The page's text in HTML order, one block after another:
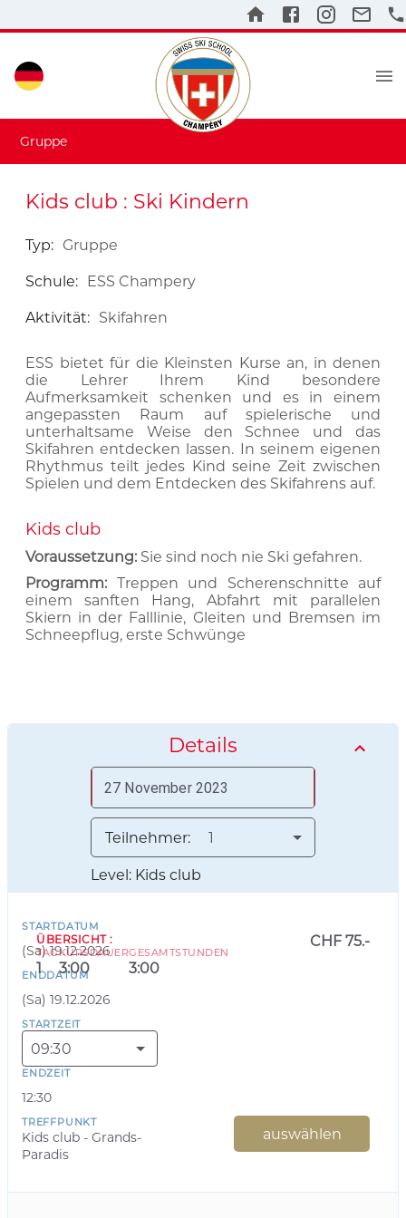
Gruppe
Kids club : Ski Kindern
Typ: Gruppe
Schule: ESS Champery
Aktivität: Skifahren
ESS bietet für die Kleinsten Kurse an, in denen
die Lehrer Ihrem Kind besondere
Aufmerksamkeit schenken und es in einem
angepassten Raum auf spielerische und
unterhaltsame Weise den Schnee und das
Skifahren entdecken lassen. In seinem eigenen
Rhythmus teilt jedes Kind seine Zeit zwischen
Spielen und dem Entdecken des Skifahrens auf.
Kids club
Voraussetzung: Sie sind noch nie Ski gefahren.
Programm: Treppen und Scherenschnitte auf
einem sanften Hang, Abfahrt mit parallelen
Skiern in der Falllinie, Gleiten und Bremsen im
Schneepflug, erste Schwünge
Details
Teilnehmer: 1
Level: Kids club
STARTDATUM
(Sa) 19.12.2026
ENDDATUM
(Sa) 19.12.2026
STARTZEIT
09:30
ENDZEIT
12:30
TREFFPUNKT
Kids club - Grands-
Paradis
ÜBERSICHT :
TAG
1
KURSDAUER
3:00
GESAMTSTUNDEN
3:00
CHF 75.-
auswählen